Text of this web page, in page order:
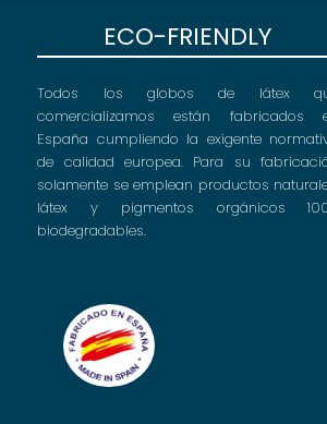
ECO-FRIENDLY
Todos los globos de látex
comercializamos están fabricados
España cumpliendo la exigente
de calidad europea. Para su
solamente se emplean productos
látex y pigmentos orgánicos
biodegradables.